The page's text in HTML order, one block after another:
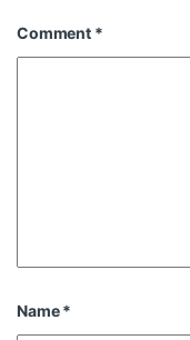
Comment *
Name*